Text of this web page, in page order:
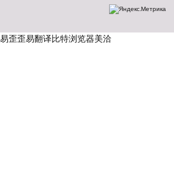
易歪歪易翻译比特浏览器美洽